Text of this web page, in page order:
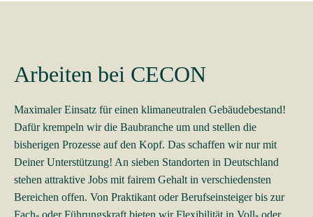
Arbeiten bei CECON
Maximaler Einsatz für einen klimaneutralen Gebäudebestand!
Dafür krempeln wir die Baubranche um und stellen die
bisherigen Prozesse auf den Kopf. Das schaffen wir nur mit
Deiner Unterstützung! An sieben Standorten in Deutschland
stehen attraktive Jobs mit fairem Gehalt in verschiedensten
Bereichen offen. Von Praktikant oder Berufseinsteiger bis zur